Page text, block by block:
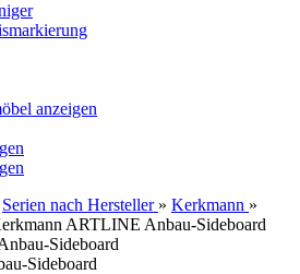
anzeigen
Serien nach Hersteller » Kerkmann »
ARTLINE Anbau-Sideboard
Sideboard